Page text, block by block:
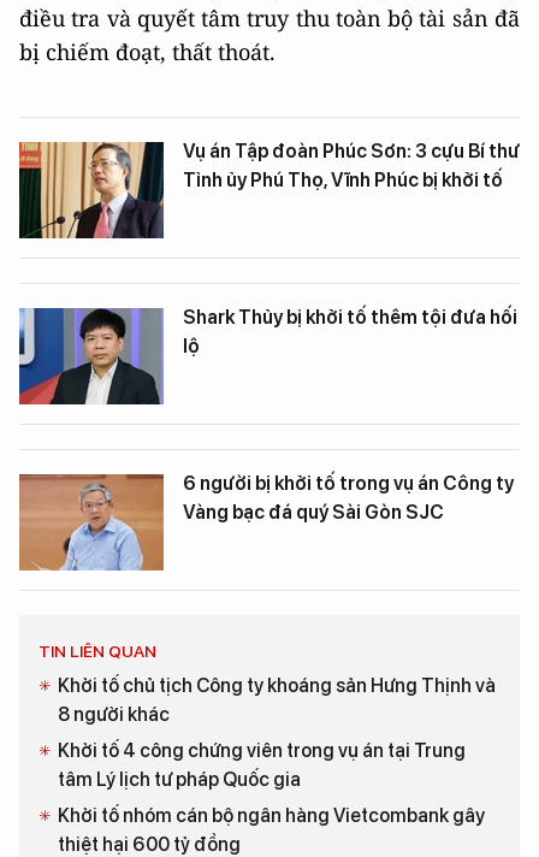
điều tra và quyết tâm truy thu toàn bộ tài sản đã
bị chiếm đoạt, thất thoát.
Vụ án Tập đoàn Phúc Sơn: 3 cựu Bí thư
Tỉnh ủy Phú Thọ, Vĩnh Phúc bị khởi tố
Shark Thủy bị khởi tố thêm tội đưa hối
lộ
6 người bị khởi tố trong vụ án Công ty
Vàng bạc đá quý Sài Gòn SJC
TIN LIÊN QUAN
Khởi tố chủ tịch Công ty khoáng sản Hưng Thịnh và
8 người khác
Khởi tố 4 công chứng viên trong vụ án tại Trung
tâm Lý lịch tư pháp Quốc gia
Khởi tố nhóm cán bộ ngân hàng Vietcombank gây
thiệt hại 600 tỷ đồng